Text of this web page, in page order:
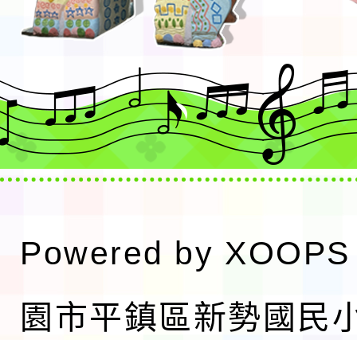
Powered by XOOPS
園市平鎮區新勢國民